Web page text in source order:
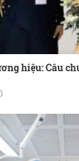
hiệu: Câu